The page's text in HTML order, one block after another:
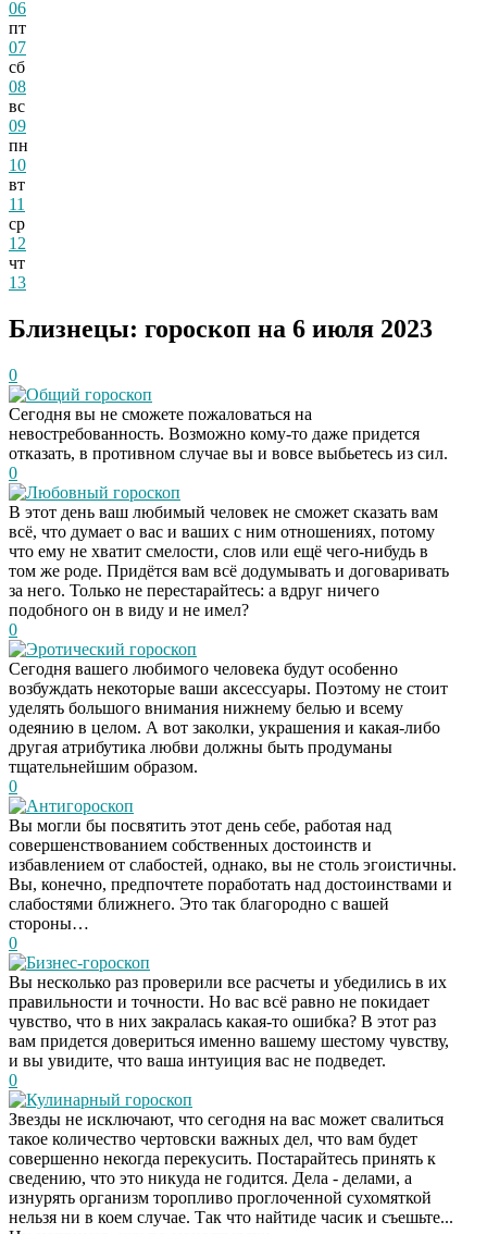
06
пт
07
сб
08
вс
09
пн
10
вт
11
ср
12
чт
13
Близнецы: гороскоп на 6 июля 2023
0
Общий гороскоп
Сегодня вы не сможете пожаловаться на
невостребованность. Возможно кому-то даже придется
отказать, в противном случае вы и вовсе выбьетесь из сил.
0
Любовный гороскоп
В этот день ваш любимый человек не сможет сказать вам
всё, что думает о вас и ваших с ним отношениях, потому
что ему не хватит смелости, слов или ещё чего-нибудь в
том же роде. Придётся вам всё додумывать и договаривать
за него. Только не перестарайтесь: а вдруг ничего
подобного он в виду и не имел?
0
Эротический гороскоп
Сегодня вашего любимого человека будут особенно
возбуждать некоторые ваши аксессуары. Поэтому не стоит
уделять большого внимания нижнему белью и всему
одеянию в целом. А вот заколки, украшения и какая-либо
другая атрибутика любви должны быть продуманы
тщательнейшим образом.
0
Антигороскоп
Вы могли бы посвятить этот день себе, работая над
совершенствованием собственных достоинств и
избавлением от слабостей, однако, вы не столь эгоистичны.
Вы, конечно, предпочтете поработать над достоинствами и
слабостями ближнего. Это так благородно с вашей
стороны…
0
Бизнес-гороскоп
Вы несколько раз проверили все расчеты и убедились в их
правильности и точности. Но вас всё равно не покидает
чувство, что в них закралась какая-то ошибка? В этот раз
вам придется довериться именно вашему шестому чувству,
и вы увидите, что ваша интуиция вас не подведет.
0
Кулинарный гороскоп
Звезды не исключают, что сегодня на вас может свалиться
такое количество чертовски важных дел, что вам будет
совершенно некогда перекусить. Постарайтесь принять к
сведению, что это никуда не годится. Дела - делами, а
изнурять организм торопливо проглоченной сухомяткой
нельзя ни в коем случае. Так что найтиде часик и съешьте...